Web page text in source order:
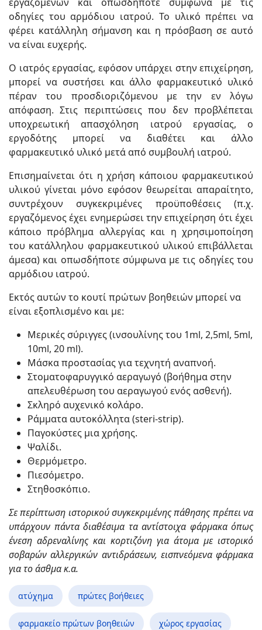
εργαζομένων και οπωσδήποτε σύμφωνα με τις
οδηγίες του αρμόδιου ιατρού. Το υλικό πρέπει να
φέρει κατάλληλη σήμανση και η πρόσβαση σε αυτό
να είναι ευχερής.
Ο ιατρός εργασίας, εφόσον υπάρχει στην επιχείρηση,
μπορεί να συστήσει και άλλο φαρμακευτικό υλικό
πέραν του προσδιοριζόμενου με την εν λόγω
απόφαση. Στις περιπτώσεις που δεν προβλέπεται
υποχρεωτική απασχόληση ιατρού εργασίας, ο
εργοδότης μπορεί να διαθέτει και άλλο
φαρμακευτικό υλικό μετά από συμβουλή ιατρού.
Επισημαίνεται ότι η χρήση κάποιου φαρμακευτικού
υλικού γίνεται μόνο εφόσον θεωρείται απαραίτητο,
συντρέχουν συγκεκριμένες προϋποθέσεις (π.χ.
εργαζόμενος έχει ενημερώσει την επιχείρηση ότι έχει
κάποιο πρόβλημα αλλεργίας και η χρησιμοποίηση
του κατάλληλου φαρμακευτικού υλικού επιβάλλεται
άμεσα) και οπωσδήποτε σύμφωνα με τις οδηγίες του
αρμόδιου ιατρού.
Εκτός αυτών το κουτί πρώτων βοηθειών μπορεί να
είναι εξοπλισμένο και με:
Μερικές σύριγγες (ινσουλίνης του 1ml, 2,5ml, 5ml,
10ml, 20 ml).
Μάσκα προστασίας για τεχνητή αναπνοή.
Στοματοφαρυγγικό αεραγωγό (βοήθημα στην
απελευθέρωση του αεραγωγού ενός ασθενή).
Σκληρό αυχενικό κολάρο.
Ράμματα αυτοκόλλητα (steri-strip).
Παγοκύστες μια χρήσης.
Ψαλίδι.
Θερμόμετρο.
Πιεσόμετρο.
Στηθοσκόπιο.
Σε περίπτωση ιστορικού συγκεκριμένης πάθησης πρέπει να
υπάρχουν πάντα διαθέσιμα τα αντίστοιχα φάρμακα όπως
ένεση αδρεναλίνης και κορτιζόνη για άτομα με ιστορικό
σοβαρών αλλεργικών αντιδράσεων, εισπνεόμενα φάρμακα
για το άσθμα κ.α.
ατύχημα πρώτες βοήθειες
φαρμακείο πρώτων βοηθειών χώρος εργασίας